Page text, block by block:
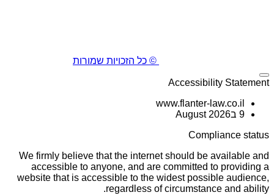
© כל הזכויות שמורות
Accessibility Statement
www.flanter-law.co.il
9 בAugust 2026
Compliance status
We firmly believe that the internet should be available and
accessible to anyone, and are committed to providing a
website that is accessible to the widest possible audience,
regardless of circumstance and ability.